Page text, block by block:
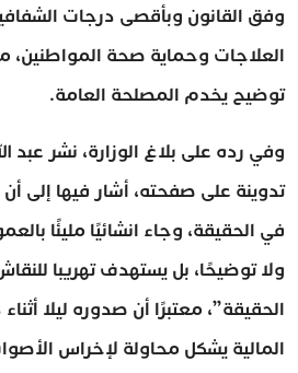
وفق القانون وبأقصى درجات
العلاجات وحماية صحة المواطنين،
توضيح يخدم المصلحة العامة.
وفي رده على بلاغ الوزارة، نشر عبد
تدوينة على صفحته، أشار فيها إلى أن
في الحقيقة، وجاء انشائيًا مليئًا
ولا توضيحًا، بل يستهدف تهريبا
الحقيقة”، معتبرًا أن صدوره ليلا
المالية يشكل محاولة لإخراس